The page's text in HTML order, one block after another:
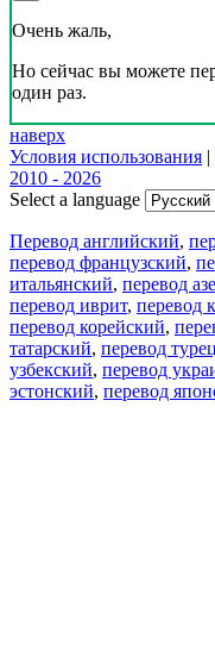
Очень жаль,
Но сейчас вы можете
один раз.
наверх
Условия использования |
2010 - 2026
Select a language
Перевод английский,
перевод французский,
итальянский, перевод
перевод иврит, перевод
перевод корейский,
татарский, перевод
узбекский, перевод
эстонский, перевод